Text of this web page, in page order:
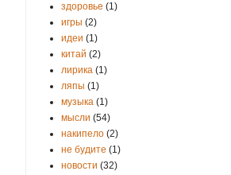
здоровье (1)
игры (2)
идеи (1)
китай (2)
лирика (1)
ляпы (1)
музыка (1)
мысли (54)
накипело (2)
не будите (1)
новости (32)